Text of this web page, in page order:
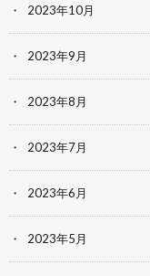
2023年10月
2023年9月
2023年8月
2023年7月
2023年6月
2023年5月